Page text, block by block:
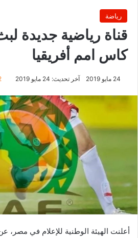
رياضة
قناة رياضية جديدة
كاس امم أفريقيا
24 مايو 2019 آخر تحديث: 24 مايو 2019
أعلنت الهيئة الوطنية للإعلام في مصر،